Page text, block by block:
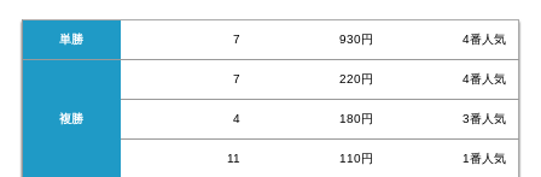
単勝 7 930円 4番人気
複勝
7 220円 4番人気
4 180円 3番人気
11 110円 1番人気